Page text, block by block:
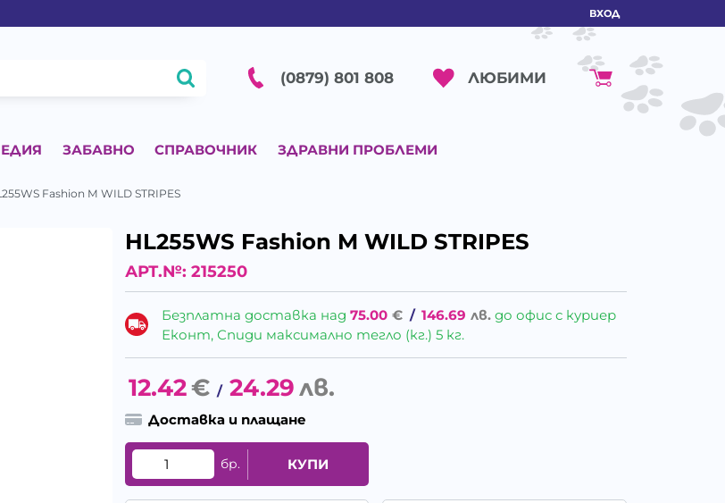
ВХОД
(0879) 801 808 ЛЮБИМИ
ЗАБАВНО СПРАВОЧНИК ЗДРАВНИ ПРОБЛЕМИ
Fashion M WILD STRIPES
HL255WS Fashion M WILD STRIPES
АРТ.№: 215250
Безплатна доставка над75.00 € / 146.69 лв. до офис с куриер
Еконт, Спиди максимално тегло (кг.) 5 кг.
12.42€ / 24.29лв.
Доставка и плащане
бр. КУПИ